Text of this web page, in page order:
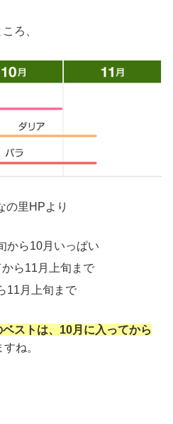
ろ、
里HPより
から10月いっぱい
ら11月上旬まで
11月上旬まで
ベストは、10月に入ってから
ね。